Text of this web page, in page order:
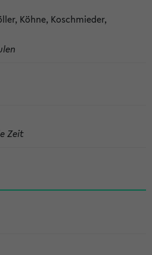
Köhne, Koschmieder,
Zeit